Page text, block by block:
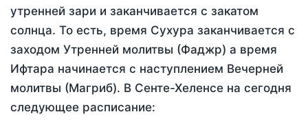
утренней зари и заканчивается с закатом
солнца. То есть, время Сухура заканчивается с
заходом Утренней молитвы (Фаджр) а время
Ифтара начинается с наступлением Вечерней
молитвы (Магриб). В Сенте-Хеленсе на сегодня
следующее расписание: